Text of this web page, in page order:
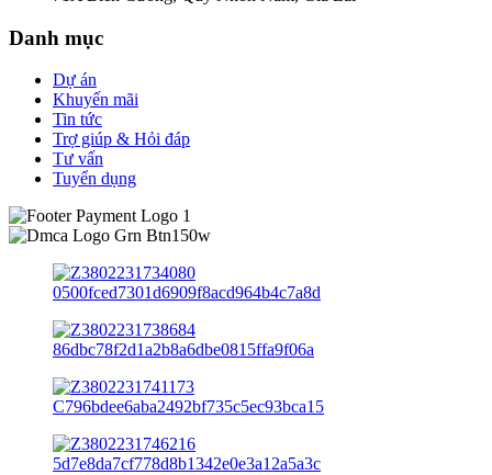
Danh mục
Dự án
Khuyến mãi
Tin tức
Trợ giúp & Hỏi đáp
Tư vấn
Tuyển dụng